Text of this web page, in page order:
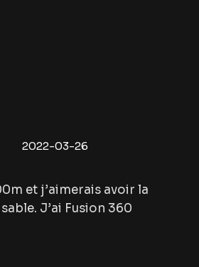
2022-03-26
et j’aimerais avoir la
J’ai Fusion 360